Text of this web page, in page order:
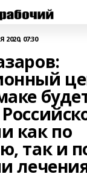
2020, 07:30
как по
так и